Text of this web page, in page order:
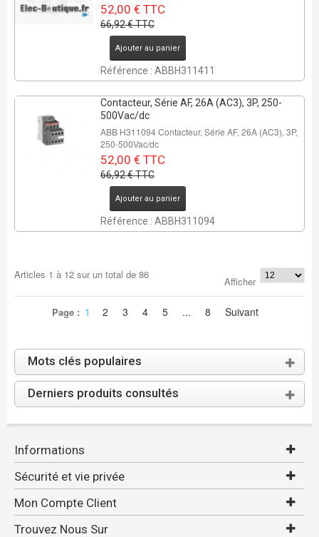
52,00 € TTC
66,92 € TTC
Ajouter au panier
Référence : ABBH311411
Contacteur, Série AF, 26A (AC3), 3P, 250-
500Vac/dc
ABB H311094 Contacteur, Série AF, 26A (AC3), 3P,
250-500Vac/dc
52,00 € TTC
66,92 € TTC
Ajouter au panier
Référence : ABBH311094
Articles 1 à 12sur un total de 86
Afficher
Page : 1 2 3 4 5 ... 8 Suivant
Mots clés populaires
Derniers produits consultés
Informations
Sécurité et vie privée
Mon Compte Client
Trouvez Nous Sur